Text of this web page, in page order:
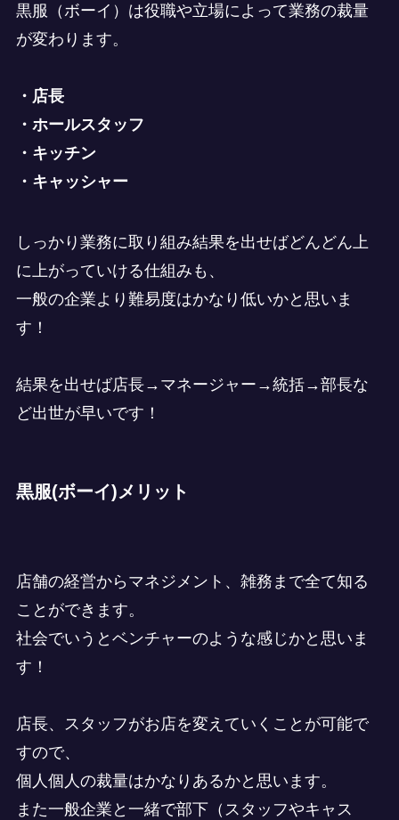
黒服（ボーイ）は役職や立場によって業務の裁量
が変わります。
・店長
・ホールスタッフ
・キッチン
・キャッシャー
しっかり業務に取り組み結果を出せばどんどん上
に上がっていける仕組みも、
一般の企業より難易度はかなり低いかと思いま
す！
結果を出せば店長→マネージャー→統括→部長な
ど出世が早いです！
黒服(ボーイ)メリット
店舗の経営からマネジメント、雑務まで全て知る
ことができます。
社会でいうとベンチャーのような感じかと思いま
す！
店長、スタッフがお店を変えていくことが可能で
すので、
個人個人の裁量はかなりあるかと思います。
また一般企業と一緒で部下（スタッフやキャス